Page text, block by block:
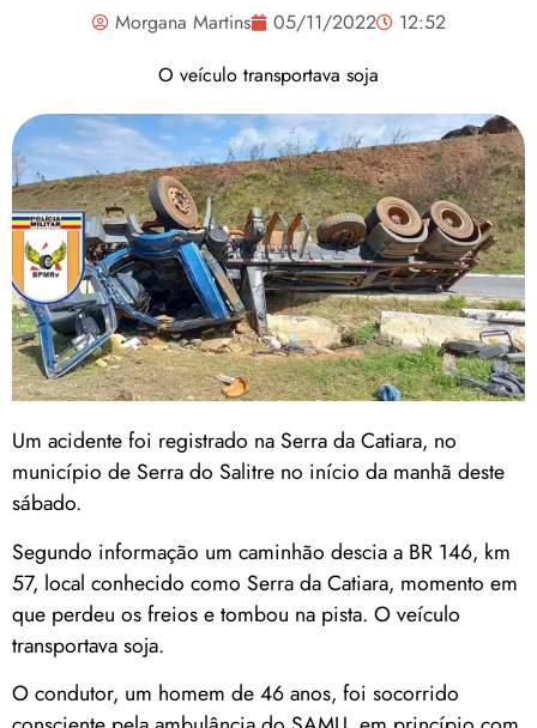
Morgana Martins 05/11/2022
12:52
O veículo transportava soja
Um acidente foi registrado na Serra da Catiara, no
município de Serra do Salitre no início da manhã deste
sábado.
Segundo informação um caminhão descia a BR 146, km
57, local conhecido como Serra da Catiara, momento em
que perdeu os freios e tombou na pista. O veículo
transportava soja.
O condutor, um homem de 46 anos, foi socorrido